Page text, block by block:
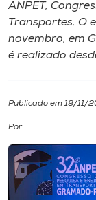
I.nova
Cultura
CPA
Biblioteca
ANPET,
Transportes. O
novembro, em
é realizado
Publicado em 19/11/
Por